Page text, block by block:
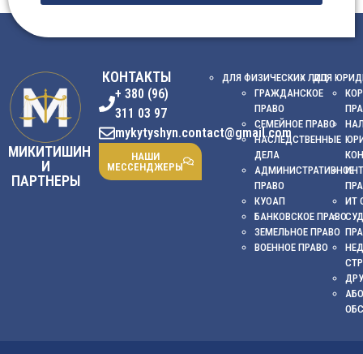
МИКИТИШИН
И
ПАРТНЕРЫ
КОНТАКТЫ
+ 380 (96)
311 03 97
mykytyshyn.contact@gmail.com
НАШИ
МЕССЕНДЖЕРЫ
ДЛЯ ФИЗИЧЕСКИХ ЛИЦ
ГРАЖДАНСКОЕ
ПРАВО
СЕМЕЙНОЕ ПРАВО
НАСЛЕДСТВЕННЫЕ
ДЕЛА
АДМИНИСТРАТИВНОЕ
ПРАВО
КУОАП
БАНКОВСКОЕ ПРАВО
ЗЕМЕЛЬНОЕ ПРАВО
ВОЕННОЕ ПРАВО
ДЛЯ
ИТ